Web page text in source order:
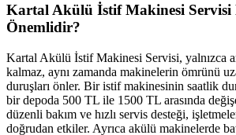
Kartal Akülü İstif Makinesi Servisi
Önemlidir?
Kartal Akülü İstif Makinesi Servisi, yalnızca
kalmaz, aynı zamanda makinelerin ömrünü
duruşları önler. Bir istif makinesinin saatlik
bir depoda 500 TL ile 1500 TL arasında
düzenli bakım ve hızlı servis desteği,
doğrudan etkiler. Ayrıca akülü makinelerde